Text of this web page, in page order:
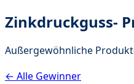
Zinkdruckguss-
Außergewöhnliche
← Alle Gewinner